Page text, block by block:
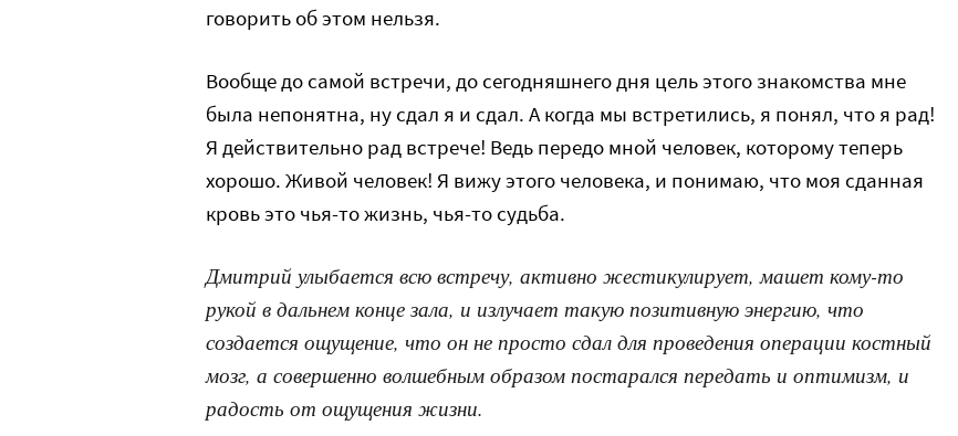
говорить об этом нельзя.
Вообще до самой встречи, до сегодняшнего дня цель этого знакомства мне
была непонятна, ну сдал я и сдал. А когда мы встретились, я понял, что я рад!
Я действительно рад встрече! Ведь передо мной человек, которому теперь
хорошо. Живой человек! Я вижу этого человека, и понимаю, что моя сданная
кровь это чья-то жизнь, чья-то судьба.
Дмитрий улыбается всю встречу, активно жестикулирует, машет кому-то
рукой в дальнем конце зала, и излучает такую позитивную энергию, что
создается ощущение, что он не просто сдал для проведения операции костный
мозг, а совершенно волшебным образом постарался передать и оптимизм, и
радость от ощущения жизни.